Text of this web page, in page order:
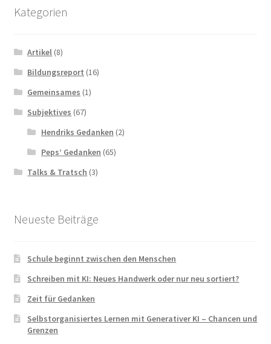
Kategorien
Artikel (8)
Bildungsreport (16)
Gemeinsames (1)
Subjektives (67)
Hendriks Gedanken (2)
Peps’ Gedanken (65)
Talks & Tratsch (3)
Neueste Beiträge
Schule beginnt zwischen den Menschen
Schreiben mit KI: Neues Handwerk oder nur neu sortiert?
Zeit für Gedanken
Selbstorganisiertes Lernen mit Generativer KI – Chancen und
Grenzen